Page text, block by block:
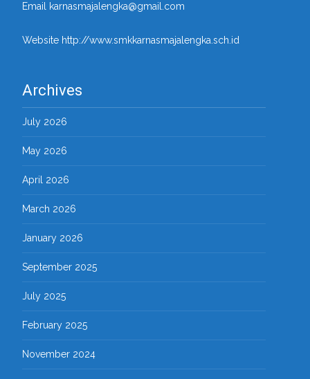
Email karnasmajalengka@gmail.com
Website http://www.smkkarnasmajalengka.sch.id
Archives
July 2026
May 2026
April 2026
March 2026
January 2026
September 2025
July 2025
February 2025
November 2024